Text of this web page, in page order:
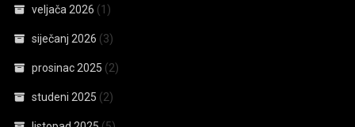
veljača 2026 (1)
siječanj 2026 (3)
prosinac 2025 (2)
studeni 2025 (2)